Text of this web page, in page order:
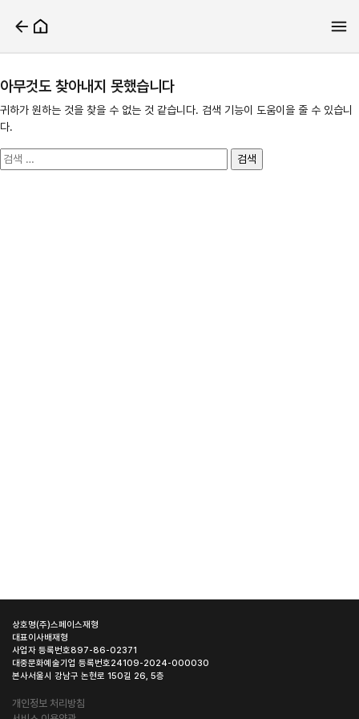
아무것도 찾아내지 못했습니다
귀하가 원하는 것을 찾을 수 없는 것 같습니다. 검색 기능이 도움이을 줄 수 있습니
다.
검
색:
상호명(주)스페이스재형
대표이사배재형
사업자 등록번호897-86-02371
대중문화예술기업 등록번호24109-2024-000030
본사서울시 강남구 논현로 150길 26, 5층
개인정보 처리방침